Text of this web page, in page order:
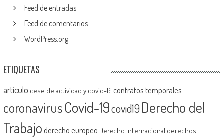
Feed de entradas
Feed de comentarios
WordPress.org
ETIQUETAS
artículo cese de actividad y covid-19 contratos temporales
coronavirusCovid-19covid19 Derecho del
Trabajoderecho europeo Derecho Internacional derechos